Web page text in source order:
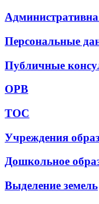
Персональные
Публичные
ОРВ
ТОС
Учреждения
Дошкольное
Выделение земель